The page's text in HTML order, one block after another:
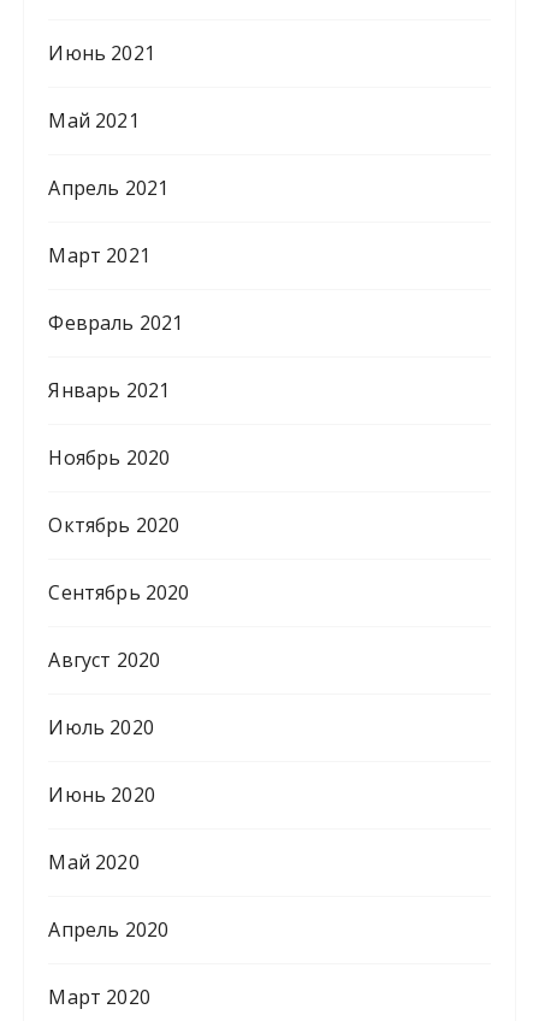
Июнь 2021
Май 2021
Апрель 2021
Март 2021
Февраль 2021
Январь 2021
Ноябрь 2020
Октябрь 2020
Сентябрь 2020
Август 2020
Июль 2020
Июнь 2020
Май 2020
Апрель 2020
Март 2020